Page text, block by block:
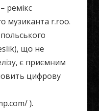
ремікс
музиканта r.roo.
що не
є приємним
цифрову
).